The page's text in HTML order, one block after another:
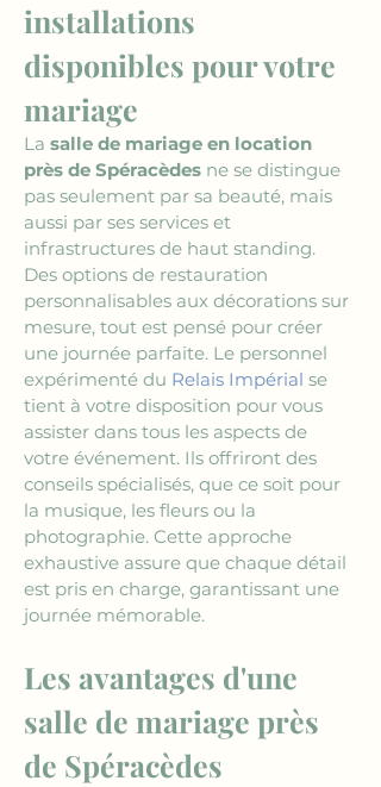
installations
disponibles pour votre
mariage
La salle de mariage en location
près de Spéracèdes ne se distingue
pas seulement par sa beauté, mais
aussi par ses services et
infrastructures de haut standing.
Des options de restauration
personnalisables aux décorations sur
mesure, tout est pensé pour créer
une journée parfaite. Le personnel
expérimenté du Relais Impérial se
tient à votre disposition pour vous
assister dans tous les aspects de
votre événement. Ils offriront des
conseils spécialisés, que ce soit pour
la musique, les fleurs ou la
photographie. Cette approche
exhaustive assure que chaque détail
est pris en charge, garantissant une
journée mémorable.
Les avantages d'une
salle de mariage près
de Spéracèdes